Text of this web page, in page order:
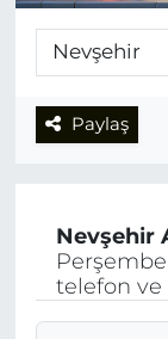
Paylaş
Nevşehir
telefon ve